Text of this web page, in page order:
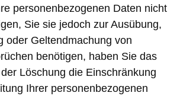
personenbezogenen Daten nicht
Sie sie jedoch zur Ausübung,
oder Geltendmachung von
benötigen, haben Sie das
Löschung die Einschränkung
Ihrer personenbezogenen